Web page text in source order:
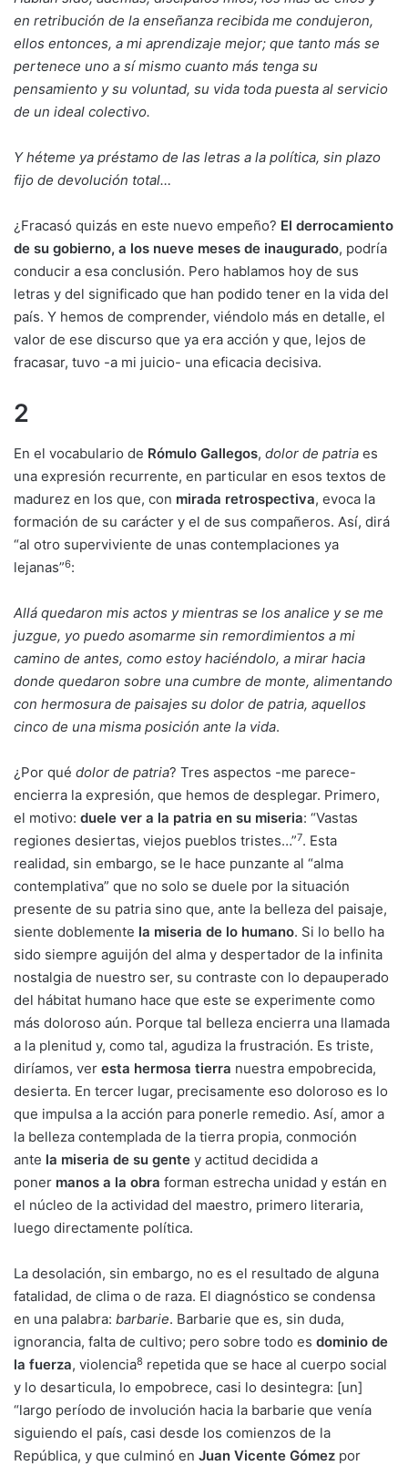
en retribución de la enseñanza recibida me condujeron,
ellos entonces, a mi aprendizaje mejor; que tanto más se
pertenece uno a sí mismo cuanto más tenga su
pensamiento y su voluntad, su vida toda puesta al servicio
de un ideal colectivo.
Y héteme ya préstamo de las letras a la política, sin plazo
fijo de devolución total…
¿Fracasó quizás en este nuevo empeño? El derrocamiento
de su gobierno, a los nueve meses de inaugurado, podría
conducir a esa conclusión. Pero hablamos hoy de sus
letras y del significado que han podido tener en la vida del
país. Y hemos de comprender, viéndolo más en detalle, el
valor de ese discurso que ya era acción y que, lejos de
fracasar, tuvo -a mi juicio- una eficacia decisiva.
2
En el vocabulario de Rómulo Gallegos, dolor de patria es
una expresión recurrente, en particular en esos textos de
madurez en los que, con mirada retrospectiva, evoca la
formación de su carácter y el de sus compañeros. Así, dirá
“al otro superviviente de unas contemplaciones ya
lejanas”6:
Allá quedaron mis actos y mientras se los analice y se me
juzgue, yo puedo asomarme sin remordimientos a mi
camino de antes, como estoy haciéndolo, a mirar hacia
donde quedaron sobre una cumbre de monte, alimentando
con hermosura de paisajes su dolor de patria, aquellos
cinco de una misma posición ante la vida.
¿Por qué dolor de patria? Tres aspectos -me parece-
encierra la expresión, que hemos de desplegar. Primero,
el motivo: duele ver a la patria en su miseria: “Vastas
regiones desiertas, viejos pueblos tristes…”7. Esta
realidad, sin embargo, se le hace punzante al “alma
contemplativa” que no solo se duele por la situación
presente de su patria sino que, ante la belleza del paisaje,
siente doblemente la miseria de lo humano. Si lo bello ha
sido siempre aguijón del alma y despertador de la infinita
nostalgia de nuestro ser, su contraste con lo depauperado
del hábitat humano hace que este se experimente como
más doloroso aún. Porque tal belleza encierra una llamada
a la plenitud y, como tal, agudiza la frustración. Es triste,
diríamos, ver esta hermosa tierra nuestra empobrecida,
desierta. En tercer lugar, precisamente eso doloroso es lo
que impulsa a la acción para ponerle remedio. Así, amor a
la belleza contemplada de la tierra propia, conmoción
ante la miseria de su gente y actitud decidida a
poner manos a la obra forman estrecha unidad y están en
el núcleo de la actividad del maestro, primero literaria,
luego directamente política.
La desolación, sin embargo, no es el resultado de alguna
fatalidad, de clima o de raza. El diagnóstico se condensa
en una palabra: barbarie. Barbarie que es, sin duda,
ignorancia, falta de cultivo; pero sobre todo es dominio de
la fuerza, violencia8 repetida que se hace al cuerpo social
y lo desarticula, lo empobrece, casi lo desintegra: [un]
“largo período de involución hacia la barbarie que venía
siguiendo el país, casi desde los comienzos de la
República, y que culminó en Juan Vicente Gómez por